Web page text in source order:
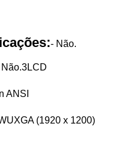
- Não.
3LCD
ANSI
(1920 x 1200)